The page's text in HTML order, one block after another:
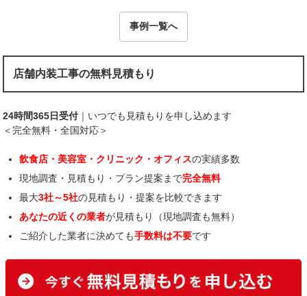
事例一覧へ
店舗内装工事の無料見積もり
24時間365日受付 ｜いつでも見積もりを申し込めます
＜完全無料・全国対応＞
飲食店・美容室・クリニック・オフィスの実績多数
現地調査・見積もり・プラン提案まで完全無料
最大3社～5社の見積もり・提案を比較できます
あなたの近くの業者が見積もり（現地調査も無料）
ご紹介した業者に決めても手数料は不要です